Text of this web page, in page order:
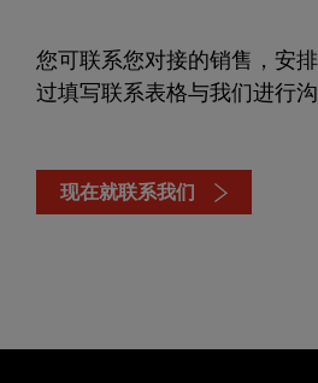
您可联系您对接的销售，安
过填写联系表格与我们进行沟
Click
here
现在就联系我们